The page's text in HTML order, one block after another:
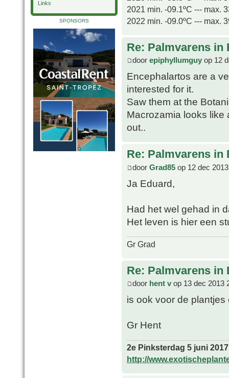
Links
SPONSORS
2021 min. -09.1ºC --- max.
2022 min. -09.0ºC --- max.
Re: Palmvarens in
door epiphyllumguy op 12
Encephalartos are a
interested for it.
Saw them at the
Macrozamia looks like
out..
Re: Palmvarens in
door Grad85 op 12 dec
Ja Eduard,
Had het wel gehad in
Het leven is hier een
Gr Grad
Re: Palmvarens in
door hent v op 13 dec 2013
is ook voor de
Gr Hent
2e Pinksterdag 5 juni
http://